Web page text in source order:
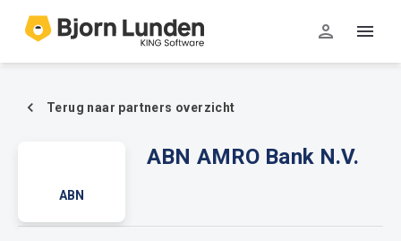
Terug naar partners overzicht
ABN
Bank
ABN AMRO Bank N.V.